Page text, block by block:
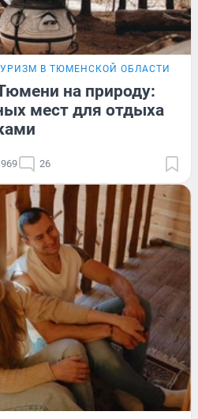
В ТЮМЕНСКОЙ ОБЛАСТИ
на природу:
мест для отдыха
26